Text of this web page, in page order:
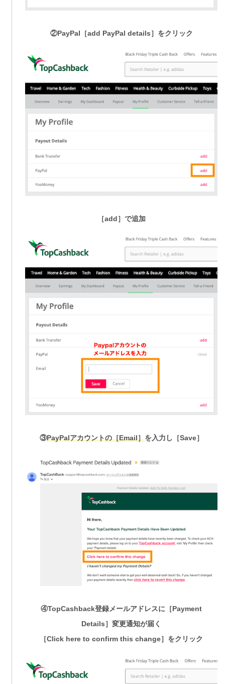
②PayPal［add PayPal details］をクリック
［add］で追加
③PayPalアカウントの［Email］を入力し［Save］
④TopCashback登録メールアドレスに［Payment
Details］変更通知が届く
［Click here to confirm this change］をクリック